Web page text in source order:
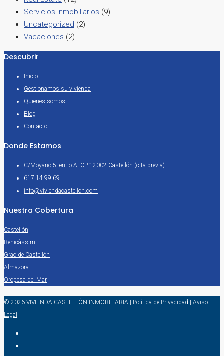
Servicios inmobiliarios (9)
Uncategorized (2)
Vacaciones (2)
Descubrir
Inicio
Gestionamos su vivienda
Quienes somos
Blog
Contacto
Donde Estamos
C/Moyano 5, entlo A, CP 12002 Castellón (cita previa)
617 14 99 69
info@viviendacastellon.com
Nuestra Cobertura
Castellón
Benicàssim
Grao de Castellón
Almazora
Oropesa del Mar
© 2026 VIVIENDA CASTELLÓN INMOBILIARIA | Política de Privacidad | Aviso
Legal